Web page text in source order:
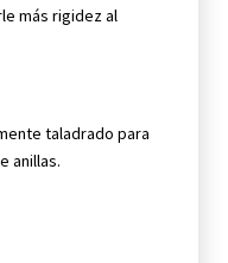
más rigidez al
taladrado para
anillas.